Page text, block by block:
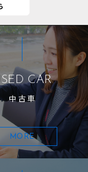
CAR
中古車
MORE